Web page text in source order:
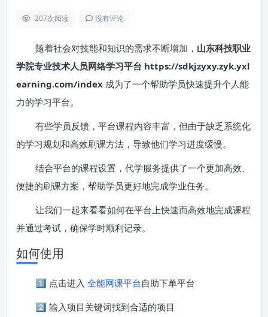
207次阅读 没有评论
随着社会对技能和知识的需求不断增加， 山东科技职业
学院专业技术人员网络学习平台 https://sdkjzyxy.zyk.yxl
earning.com/index 成为了一个帮助学员快速提升个人能
力的学习平台。
有些学员反馈，平台课程内容丰富，但由于缺乏系统化
的学习规划和高效刷课方法，导致他们学习进度缓慢。
结合平台的课程设置，代学服务提供了一个更加高效、
便捷的刷课方案，帮助学员更好地完成学业任务。
让我们一起来看看如何在平台上快速而高效地完成课程
并通过考试，确保学时顺利记录。
如何使用
1️⃣ 点击进入 全能网课平台自助下单平台
2️⃣ 输入项目关键词找到合适的项目